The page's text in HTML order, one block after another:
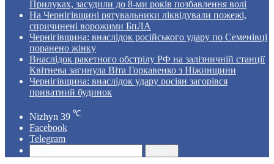
Прилуках, засудили до 8-ми років позбавлення волі
На Чернігівщині рятувальники ліквідували пожежі,
спричинені ворожими БпЛА
Чернігівщина: внаслідок російського удару по Семенівці
поранено жінку
Внаслідок ракетного обстрілу РФ на залізничній станції
Квітнева загинула Віта Горкавенко з Ніжинщини
Чернігівщина: внаслідок удару росіян загорівся
приватний будинок
Nizhyn 39 ℃
Facebook
Telegram